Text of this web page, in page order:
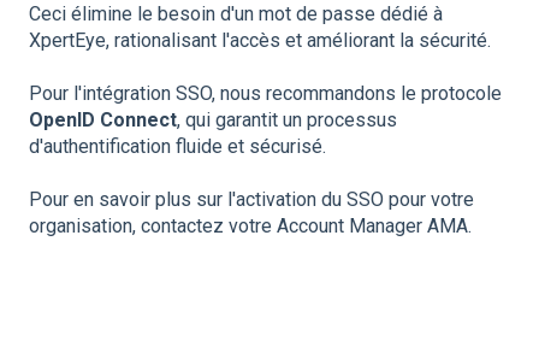
Ceci élimine le besoin d'un mot de passe dédié à
XpertEye, rationalisant l'accès et améliorant la sécurité.
Pour l'intégration SSO, nous recommandons le protocole
OpenID Connect, qui garantit un processus
d'authentification fluide et sécurisé.
Pour en savoir plus sur l'activation du SSO pour votre
organisation, contactez votre Account Manager AMA.